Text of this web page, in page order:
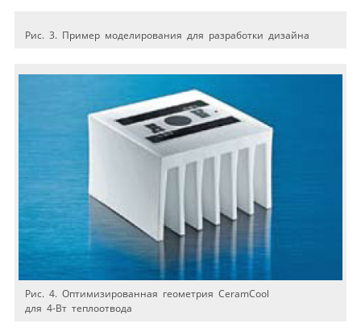
Рис. 3. Пример моделирования для разработки дизайна
Рис. 4. Оптимизированная геометрия CeramCool
для 4-Вт теплоотвода